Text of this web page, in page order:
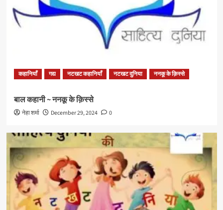
कहानियाँ गद्य नटखट कहानियाँ नटखट दुनिया ननकू के क़िस्से
बाल कहानी ~ ननकू के क़िस्से
नेहा शर्मा December 29, 2024 0